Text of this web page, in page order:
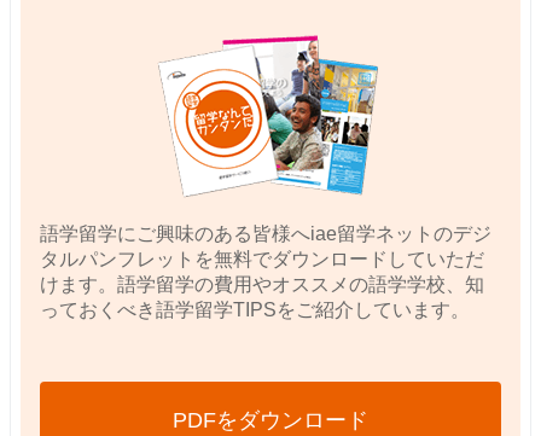
語学留学にご興味のある皆様へiae留学ネットのデジ
タルパンフレットを無料でダウンロードしていただ
けます。語学留学の費用やオススメの語学学校、知
っておくべき語学留学TIPSをご紹介しています。
PDFをダウンロード